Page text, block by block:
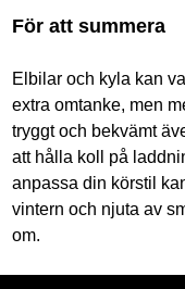
För att summera
Elbilar och kyla kan
extra omtanke, men
tryggt och bekvämt
att hålla koll på
anpassa din körstil
vintern och njuta av
om.